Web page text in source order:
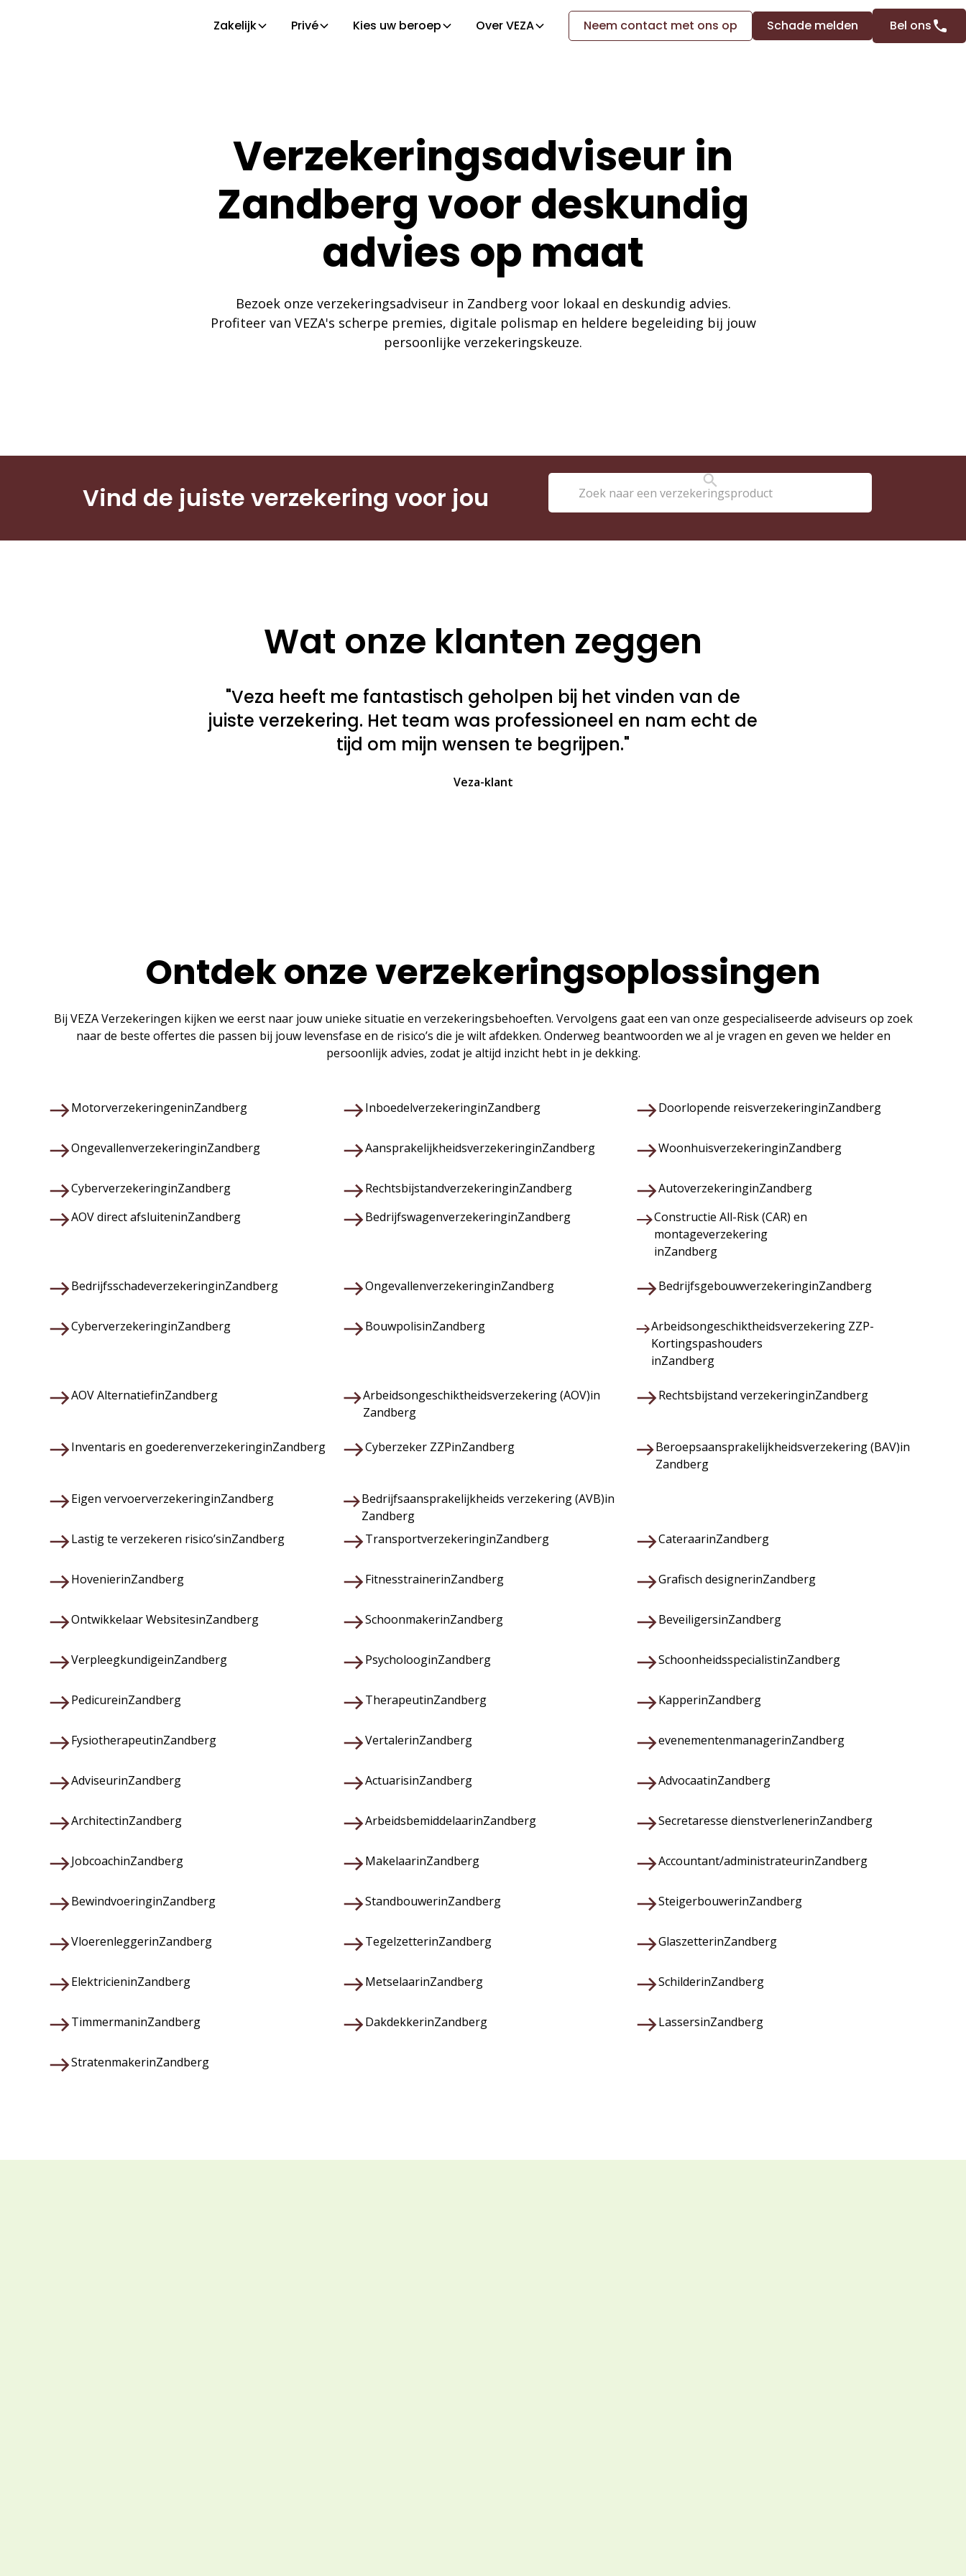
Zakelijk Privé Kies uw beroep Over VEZA Neem contact met ons op Schade melden Bel ons
Verzekeringsadviseur in
Zandberg voor deskundig
advies op maat
Bezoek onze verzekeringsadviseur in Zandberg voor lokaal en deskundig advies.
Profiteer van VEZA's scherpe premies, digitale polismap en heldere begeleiding bij jouw
persoonlijke verzekeringskeuze.
Vind de juiste verzekering voor jou
Wat onze klanten zeggen
"Veza heeft me fantastisch geholpen bij het vinden van de
juiste verzekering. Het team was professioneel en nam echt de
tijd om mijn wensen te begrijpen."
Veza-klant
Ontdek onze verzekeringsoplossingen
Bij VEZA Verzekeringen kijken we eerst naar jouw unieke situatie en verzekeringsbehoeften. Vervolgens gaat een van onze gespecialiseerde adviseurs op zoek
naar de beste offertes die passen bij jouw levensfase en de risico’s die je wilt afdekken. Onderweg beantwoorden we al je vragen en geven we helder en
persoonlijk advies, zodat je altijd inzicht hebt in je dekking.
MotorverzekeringeninZandberg InboedelverzekeringinZandberg Doorlopende reisverzekeringinZandberg
OngevallenverzekeringinZandberg AansprakelijkheidsverzekeringinZandberg WoonhuisverzekeringinZandberg
CyberverzekeringinZandberg RechtsbijstandverzekeringinZandberg AutoverzekeringinZandberg
AOV direct afsluiteninZandberg BedrijfswagenverzekeringinZandberg
Constructie All-Risk (CAR) en
montageverzekering
inZandberg
BedrijfsschadeverzekeringinZandberg OngevallenverzekeringinZandberg BedrijfsgebouwverzekeringinZandberg
CyberverzekeringinZandberg BouwpolisinZandberg
Arbeidsongeschiktheidsverzekering ZZP-
Kortingspashouders
inZandberg
AOV AlternatiefinZandberg Arbeidsongeschiktheidsverzekering (AOV)in
Zandberg
Rechtsbijstand verzekeringinZandberg
Inventaris en goederenverzekeringinZandberg Cyberzeker ZZPinZandberg Beroepsaansprakelijkheidsverzekering (BAV)in
Zandberg
Eigen vervoerverzekeringinZandberg Bedrijfsaansprakelijkheids verzekering (AVB)in
Zandberg
Lastig te verzekeren risico’sinZandberg TransportverzekeringinZandberg CateraarinZandberg
HovenierinZandberg FitnesstrainerinZandberg Grafisch designerinZandberg
Ontwikkelaar WebsitesinZandberg SchoonmakerinZandberg BeveiligersinZandberg
VerpleegkundigeinZandberg PsycholooginZandberg SchoonheidsspecialistinZandberg
PedicureinZandberg TherapeutinZandberg KapperinZandberg
FysiotherapeutinZandberg VertalerinZandberg evenementenmanagerinZandberg
AdviseurinZandberg ActuarisinZandberg AdvocaatinZandberg
ArchitectinZandberg ArbeidsbemiddelaarinZandberg Secretaresse dienstverlenerinZandberg
JobcoachinZandberg MakelaarinZandberg Accountant/administrateurinZandberg
BewindvoeringinZandberg StandbouwerinZandberg SteigerbouwerinZandberg
VloerenleggerinZandberg TegelzetterinZandberg GlaszetterinZandberg
ElektricieninZandberg MetselaarinZandberg SchilderinZandberg
TimmermaninZandberg DakdekkerinZandberg LassersinZandberg
StratenmakerinZandberg